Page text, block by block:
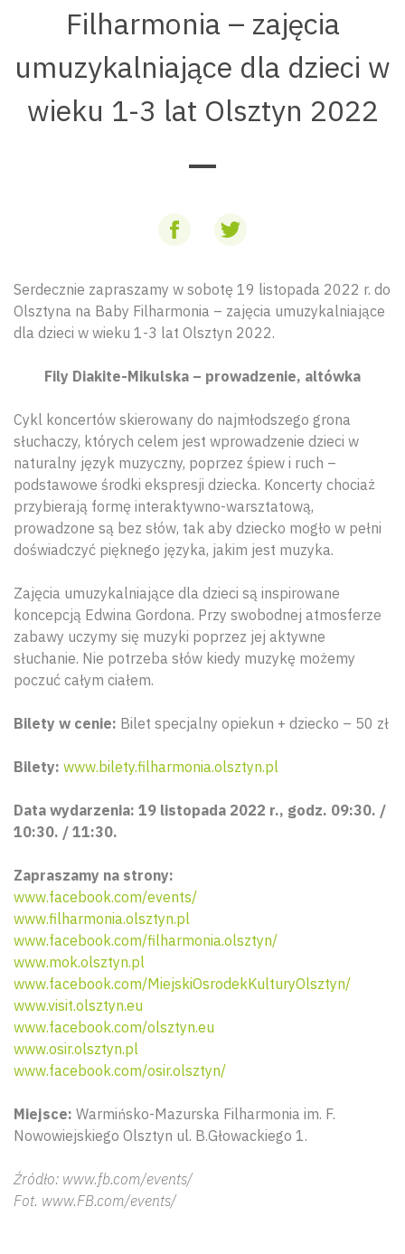
Filharmonia – zajęcia
umuzykalniające dla dzieci w
wieku 1-3 lat Olsztyn 2022
Serdecznie zapraszamy w sobotę 19 listopada 2022 r. do
Olsztyna na Baby Filharmonia – zajęcia umuzykalniające
dla dzieci w wieku 1-3 lat Olsztyn 2022.
Fily Diakite-Mikulska – prowadzenie, altówka
Cykl koncertów skierowany do najmłodszego grona
słuchaczy, których celem jest wprowadzenie dzieci w
naturalny język muzyczny, poprzez śpiew i ruch –
podstawowe środki ekspresji dziecka. Koncerty chociaż
przybierają formę interaktywno-warsztatową,
prowadzone są bez słów, tak aby dziecko mogło w pełni
doświadczyć pięknego języka, jakim jest muzyka.
Zajęcia umuzykalniające dla dzieci są inspirowane
koncepcją Edwina Gordona. Przy swobodnej atmosferze
zabawy uczymy się muzyki poprzez jej aktywne
słuchanie. Nie potrzeba słów kiedy muzykę możemy
poczuć całym ciałem.
Bilety w cenie: Bilet specjalny opiekun + dziecko – 50 zł
Bilety: www.bilety.filharmonia.olsztyn.pl
Data wydarzenia: 19 listopada 2022 r., godz. 09:30. /
10:30. / 11:30.
Zapraszamy na strony:
www.facebook.com/events/
www.filharmonia.olsztyn.pl
www.facebook.com/filharmonia.olsztyn/
www.mok.olsztyn.pl
www.facebook.com/MiejskiOsrodekKulturyOlsztyn/
www.visit.olsztyn.eu
www.facebook.com/olsztyn.eu
www.osir.olsztyn.pl
www.facebook.com/osir.olsztyn/
Miejsce: Warmińsko-Mazurska Filharmonia im. F.
Nowowiejskiego Olsztyn ul. B.Głowackiego 1.
Źródło: www.fb.com/events/
Fot. www.FB.com/events/